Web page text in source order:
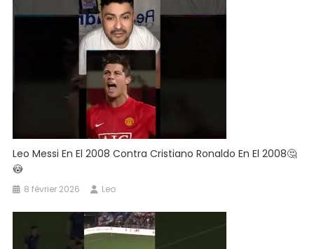
Leo Messi En El 2008 Contra Cristiano Ronaldo En El 2008🤔
😳
8 février 2026 Leo